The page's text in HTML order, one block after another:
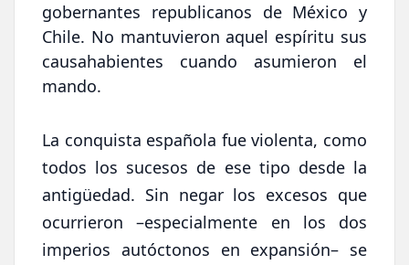
gobernantes republicanos de México y
Chile. No mantuvieron aquel espíritu sus
causahabientes cuando asumieron el
mando.
La conquista española fue violenta, como
todos los sucesos de ese tipo desde la
antigüedad. Sin negar los excesos que
ocurrieron –especialmente en los dos
imperios autóctonos en expansión– se